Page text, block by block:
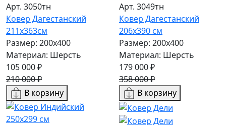
Арт. 3050тн
Ковер Дагестанский
211x363см
Размер: 200х400
Материал: Шерсть
105 000 ₽
210 000 ₽
В корзину
Арт. 3049тн
Ковер Дагестанский
206x390 см
Размер: 200х400
Материал: Шерсть
179 000 ₽
358 000 ₽
В корзину